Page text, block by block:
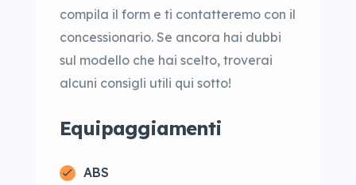
compila il form e ti contatteremo con il
concessionario. Se ancora hai dubbi
sul modello che hai scelto, troverai
alcuni consigli utili qui sotto!
Equipaggiamenti
ABS